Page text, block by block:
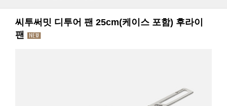
씨투써밋 디투어 팬 25cm(케이스 포함) 후라이
팬